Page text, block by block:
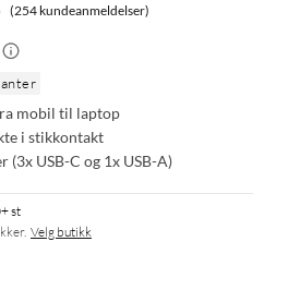
(254 kundeanmeldelser)
mobil til laptop
i stikkontakt
(3x USB-C og 1x USB-A)
st
Velg butikk